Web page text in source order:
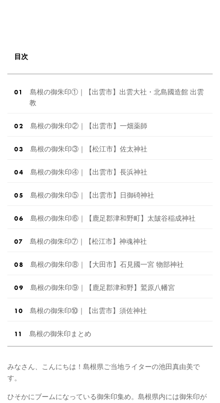
目次
島根の御朱印①｜【出雲市】出雲大社・北島國造館 出雲
教
島根の御朱印②｜【出雲市】一畑薬師
島根の御朱印③｜【松江市】佐太神社
島根の御朱印④｜【出雲市】長浜神社
島根の御朱印⑤｜【出雲市】日御碕神社
島根の御朱印⑥｜【鹿足郡津和野町】太皷谷稲成神社
島根の御朱印⑦｜【松江市】神魂神社
島根の御朱印⑧｜【大田市】石見國一宮 物部神社
島根の御朱印⑨｜【鹿足郡津和野】鷲原八幡宮
島根の御朱印⑩｜【出雲市】須佐神社
島根の御朱印まとめ
みなさん、こんにちは！島根県ご当地ライターの池田真由美で
す。
ひそかにブームになっている御朱印集め。島根県内には御朱印が